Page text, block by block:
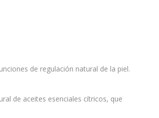
de regulación natural de la piel.
de aceites esenciales cítricos, que